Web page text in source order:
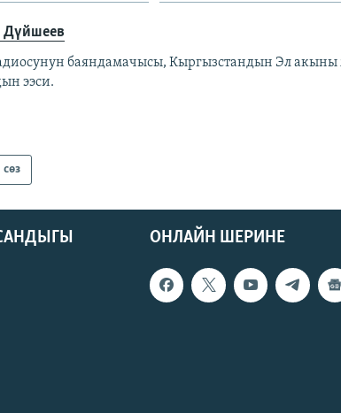
Дүйшеев
баяндамачысы, Кыргызстандын Эл акыны
ээси.
ОНЛАЙН ШЕРИНЕ